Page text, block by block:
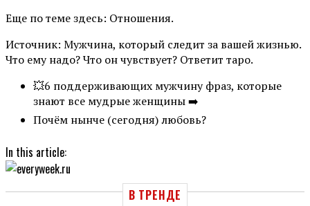
Еще по теме здесь: Отношения.
Источник: Мужчина, который следит за вашей жизнью.
Что ему надо? Что он чувствует? Ответит таро.
💥6 поддерживающих мужчину фраз, которые
знают все мудрые женщины ➡️
Почём нынче (сегодня) любовь?
In this article:
В ТРЕНДЕ